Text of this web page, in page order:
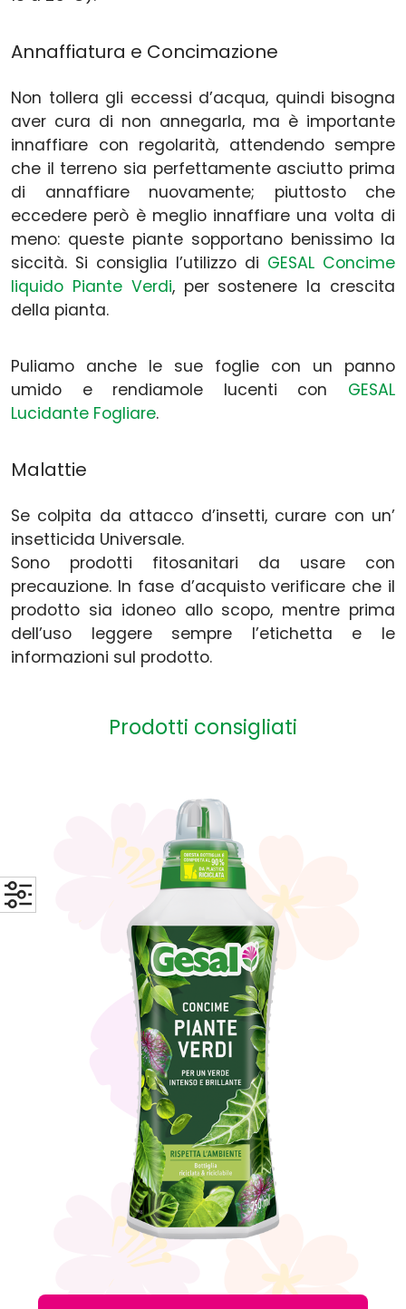
Annaffiatura e Concimazione
Non tollera gli eccessi d’acqua, quindi bisogna
aver cura di non annegarla, ma è importante
innaffiare con regolarità, attendendo sempre
che il terreno sia perfettamente asciutto prima
di annaffiare nuovamente; piuttosto che
eccedere però è meglio innaffiare una volta di
meno: queste piante sopportano benissimo la
siccità. Si consiglia l’utilizzo di GESAL Concime
liquido Piante Verdi, per sostenere la crescita
della pianta.
Puliamo anche le sue foglie con un panno
umido e rendiamole lucenti con GESAL
Lucidante Fogliare.
Malattie
Se colpita da attacco d’insetti, curare con un’
insetticida Universale.
Sono prodotti fitosanitari da usare con
precauzione. In fase d’acquisto verificare che il
prodotto sia idoneo allo scopo, mentre prima
dell’uso leggere sempre l’etichetta e le
informazioni sul prodotto.
Prodotti consigliati